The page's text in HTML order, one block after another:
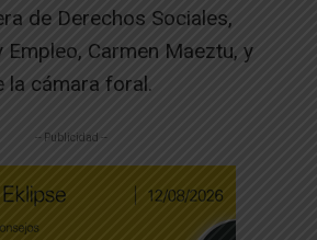
de Derechos Sociales,
Empleo, Carmen Maeztu, y
la cámara foral.
-- Publicidad --